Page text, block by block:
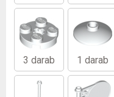
3 darab 1 darab